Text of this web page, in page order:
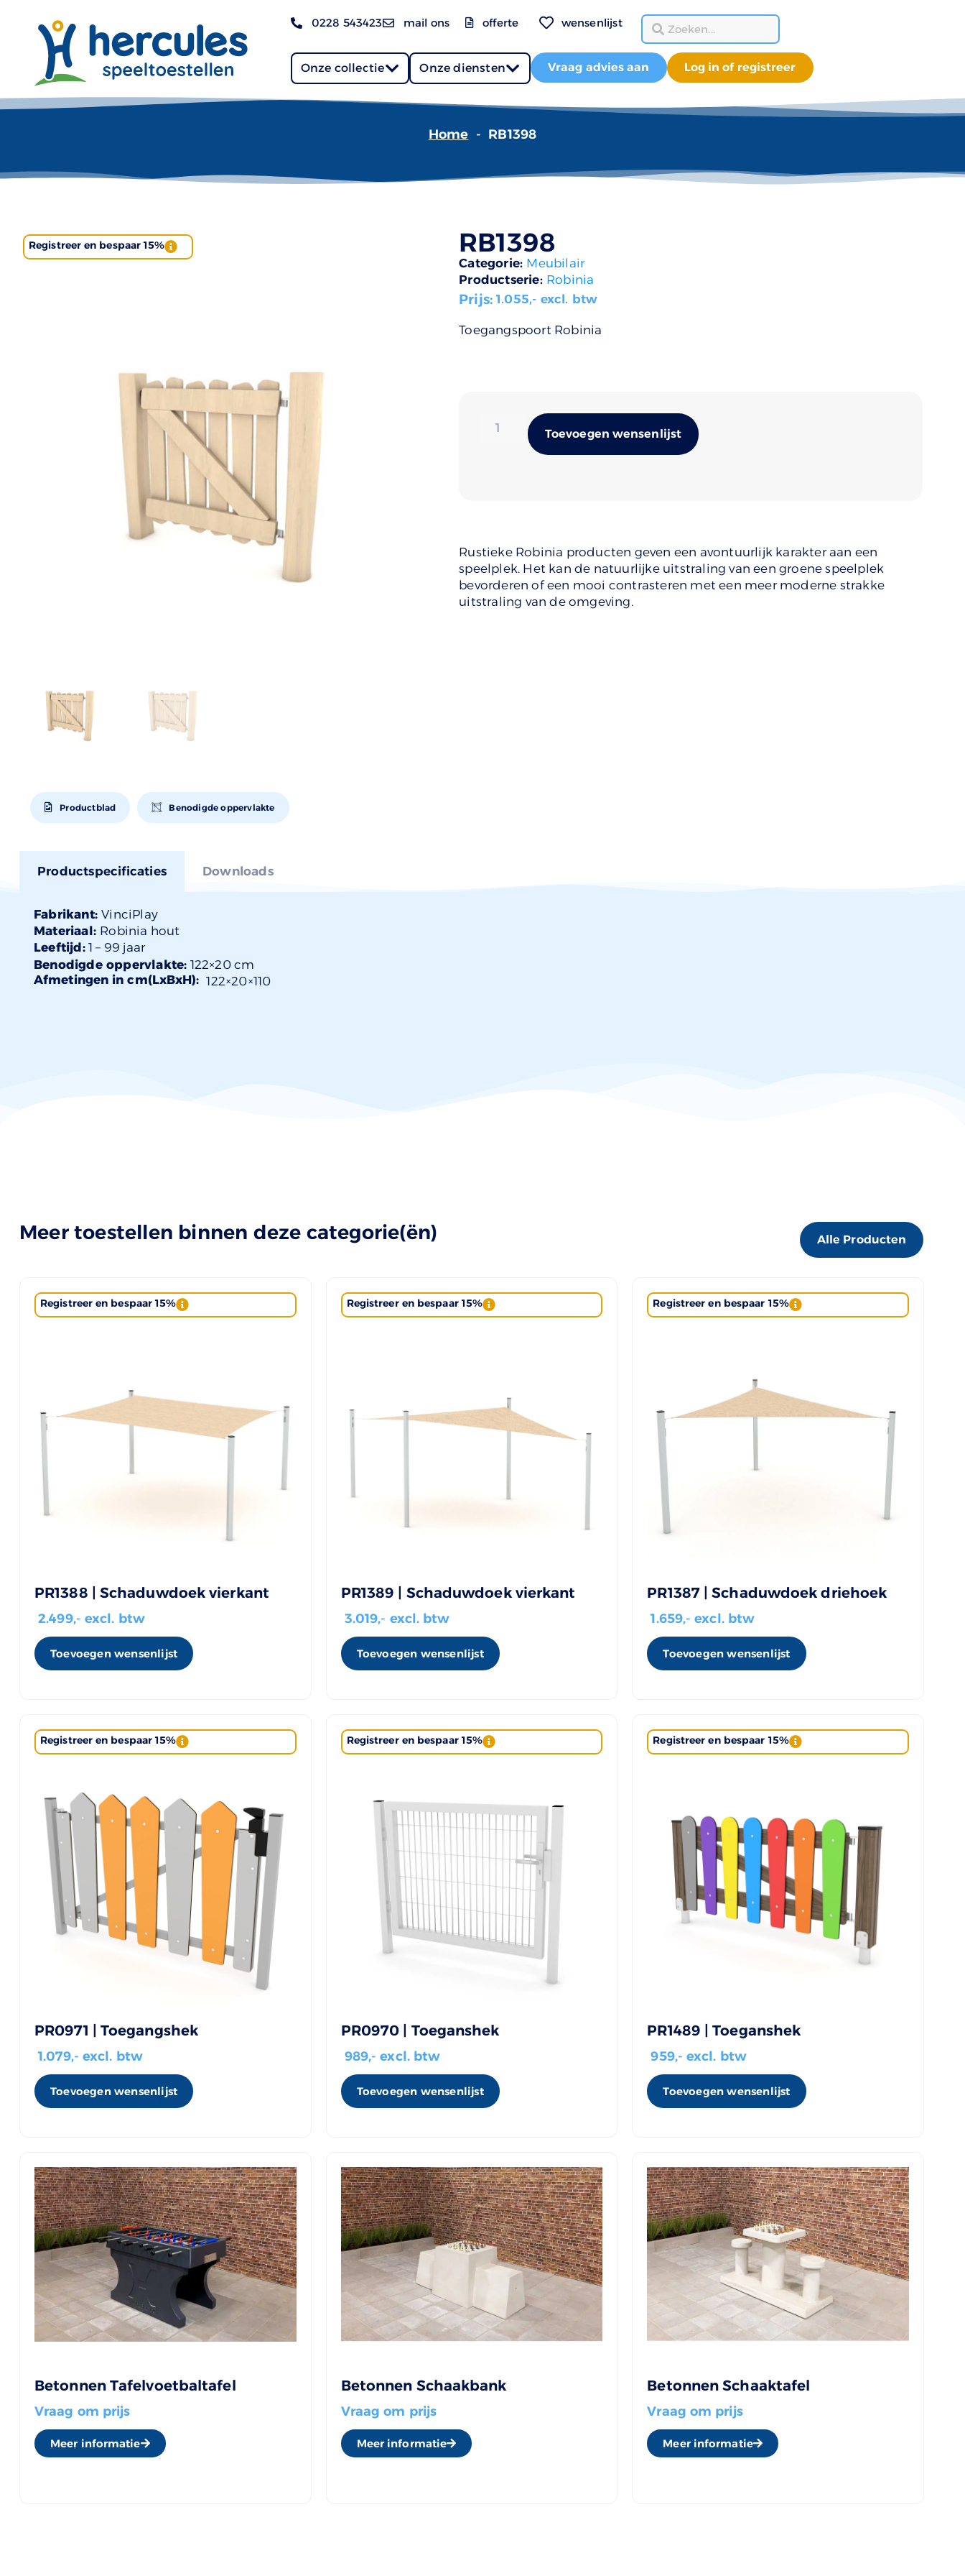
0228 543423 mail ons offerte wensenlijst
Onze collectie Onze diensten Vraag advies aan Log in of registreer
Home - RB1398
Registreer en bespaar 15%
Productblad Benodigde oppervlakte
RB1398
Categorie: Meubilair
Productserie: Robinia
Prijs:1.055,- excl. btw
Toegangspoort Robinia
Toevoegen wensenlijst
Rustieke Robinia producten geven een avontuurlijk karakter aan een
speelplek. Het kan de natuurlijke uitstraling van een groene speelplek
bevorderen of een mooi contrasteren met een meer moderne strakke
uitstraling van de omgeving.
Productspecificaties Downloads
Fabrikant:VinciPlay
Materiaal: Robinia hout
Leeftijd:1 – 99 jaar
Benodigde oppervlakte: 122×20 cm
Afmetingen in cm(LxBxH): 122×20×110
Meer toestellen binnen deze categorie(ën) Alle Producten
Registreer en bespaar 15%
PR1388 | Schaduwdoek vierkant
2.499,- excl. btw
Toevoegen wensenlijst
Registreer en bespaar 15%
PR1389 | Schaduwdoek vierkant
3.019,- excl. btw
Toevoegen wensenlijst
Registreer en bespaar 15%
PR1387 | Schaduwdoek driehoek
1.659,- excl. btw
Toevoegen wensenlijst
Registreer en bespaar 15%
PR0971 | Toegangshek
1.079,- excl. btw
Toevoegen wensenlijst
Registreer en bespaar 15%
PR0970 | Toeganshek
989,- excl. btw
Toevoegen wensenlijst
Registreer en bespaar 15%
PR1489 | Toeganshek
959,- excl. btw
Toevoegen wensenlijst
Betonnen Tafelvoetbaltafel
Vraag om prijs
Meer informatie
Betonnen Schaakbank
Vraag om prijs
Meer informatie
Betonnen Schaaktafel
Vraag om prijs
Meer informatie